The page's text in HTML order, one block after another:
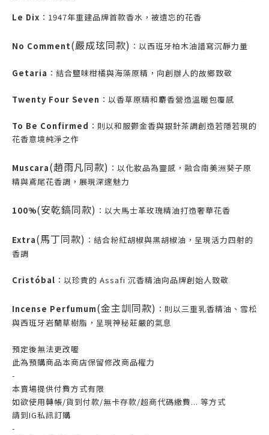
Le Dix ：1947年重建品牌首款香水，被遺忘的花香
No Comment(嚴成玹同款) ：以西班牙柏木油譜寫沉靜力量
Getaria ：結合鹽味柑橘與海藻原精，向創辦人的故鄉致敬
Twenty Four Seven ：以香草原精和麝香營造溫暖包覆感
To Be Confirmed ：則以和服鬱金香與銀針茶調創造若隱若現的
花香意境純淨之作
Muscara(趙雨凡同款) ：以化妝品為靈感，融合南美洲葵子原
精與鳶尾花香調，展現深邃魅力
100%(安乾鎬同款) ：以大馬士革玫瑰精油打造奢華花香
Extra(馬丁同款) ：結合粉紅胡椒與黑胡椒油，呈現活力四射的
香調
Cristóbal ：以珍貴的 Assafi 沉香精油向品牌創始人致敬
Incense Perfumum(金主訓同款) ：則以三重乳香精油、雪松
與西班牙岩蘭草樹脂，呈現神秘莊嚴的氣息
預定後無法更改喔
此為預購商品本商店保留修改商品權力
-
本賣場提供付費方式有限
如欲使用轉帳/貨到付款/無卡存款/超商代碼繳費... 等方式
請到IG私訊訂購
-